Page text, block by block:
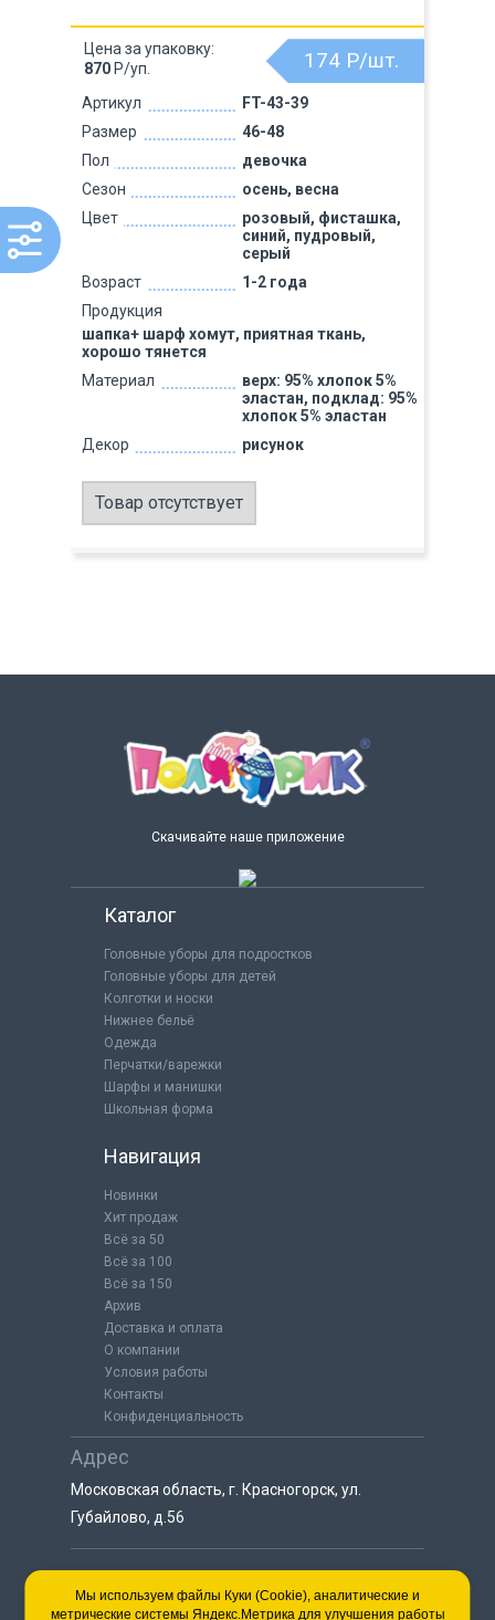
Артикул
FT-43-39
Размер
46-48
Пол
девочка
Сезон
осень, весна
Цвет
розовый, фисташка,
синий, пудровый,
серый
Возраст
1-2 года
Продукция
шапка+ шарф хомут, приятная ткань,
хорошо тянется
Материал
верх: 95% хлопок 5%
эластан, подклад: 95%
хлопок 5% эластан
Декор
рисунок
174 Р/шт.
Цена за упаковку:
870 Р/уп.
Товар отсутствует
Скачивайте наше приложение
Каталог
Головные уборы для подростков
Головные уборы для детей
Колготки и носки
Нижнее бельё
Одежда
Перчатки/варежки
Шарфы и манишки
Школьная форма
Навигация
Новинки
Хит продаж
Всё за 50
Всё за 100
Всё за 150
Архив
Доставка и оплата
О компании
Условия работы
Контакты
Конфиденциальность
Адрес
Московская область, г. Красногорск, ул.
Губайлово, д.56
8 (925) 064-55-25
Мы используем файлы Куки (Cookie), аналитические и
метрические системы Яндекс.Метрика для улучшения работы